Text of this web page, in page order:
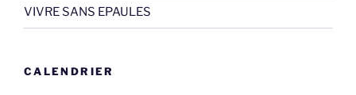
VIVRE SANS EPAULES
CALENDRIER